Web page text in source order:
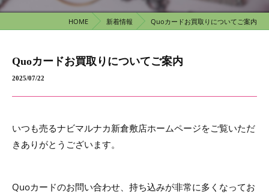
HOME 新着情報 Quoカードお買取りについてご案内
Quoカードお買取りについてご案内
2025/07/22
いつも売るナビマルナカ新倉敷店ホームページをご覧いただ
きありがとうございます。
Quoカードのお問い合わせ、持ち込みが非常に多くなってお